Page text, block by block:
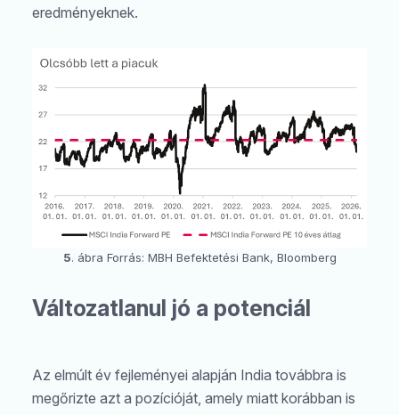
eredményeknek.
5. ábra Forrás: MBH Befektetési Bank, Bloomberg
Változatlanul jó a potenciál
Az elmúlt év fejleményei alapján India továbbra is
megőrizte azt a pozícióját, amely miatt korábban is